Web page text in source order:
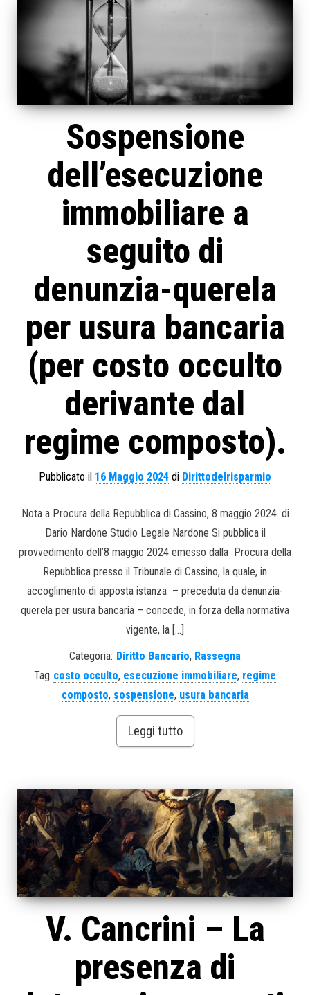
Sospensione
dell’esecuzione
immobiliare a
seguito di
denunzia-querela
per usura bancaria
(per costo occulto
derivante dal
regime composto).
Pubblicato il 16 Maggio 2024 di Dirittodelrisparmio
Nota a Procura della Repubblica di Cassino, 8 maggio 2024. di
Dario Nardone Studio Legale Nardone Si pubblica il
provvedimento dell’8 maggio 2024 emesso dalla Procura della
Repubblica presso il Tribunale di Cassino, la quale, in
accoglimento di apposta istanza – preceduta da denunzia-
querela per usura bancaria – concede, in forza della normativa
vigente, la […]
Categoria: Diritto Bancario, Rassegna
Tag costo occulto, esecuzione immobiliare, regime
composto, sospensione, usura bancaria
Leggi tutto
V. Cancrini – La
presenza di